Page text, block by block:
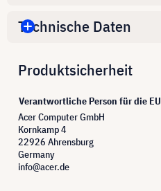
Technische Daten
Produktsicherheit
Verantwortliche Person für die EU
Acer Computer GmbH
Kornkamp 4
22926 Ahrensburg
Germany
info@acer.de